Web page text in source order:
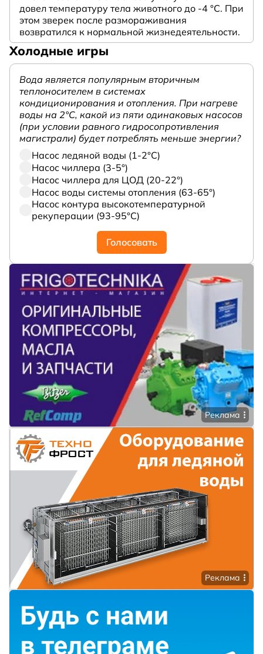
довел температуру тела животного до -4 °C. При
этом зверек после размораживания
возвратился к нормальной жизнедеятельности.
Холодные игры
Вода является популярным вторичным
теплоносителем в системах
кондиционирования и отопления. При нагреве
воды на 2°С, какой из пяти одинаковых насосов
(при условии равного гидросопротивления
магистрали) будет потреблять меньше энергии?
Насос ледяной воды (1-2°С)
Насос чиллера (3-5°)
Насос чиллера для ЦОД (20-22°)
Насос воды системы отопления (63-65°)
Насос контура высокотемпературной
рекуперации (93-95°С)
Голосовать
Реклама
Реклама